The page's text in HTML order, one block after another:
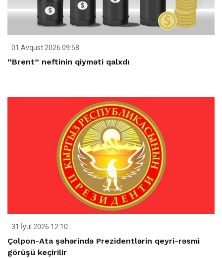
01 Avqust 2026 09:58
“Brent” neftinin qiyməti qalxdı
31 İyul 2026 12:10
Çolpon-Ata şəhərində Prezidentlərin qeyri-rəsmi
görüşü keçirilir